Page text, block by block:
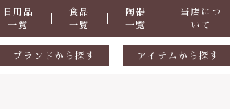
日用品
一覧
食品
一覧
陶器
一覧
当店につ
いて
ブランドから探す アイテムから探す